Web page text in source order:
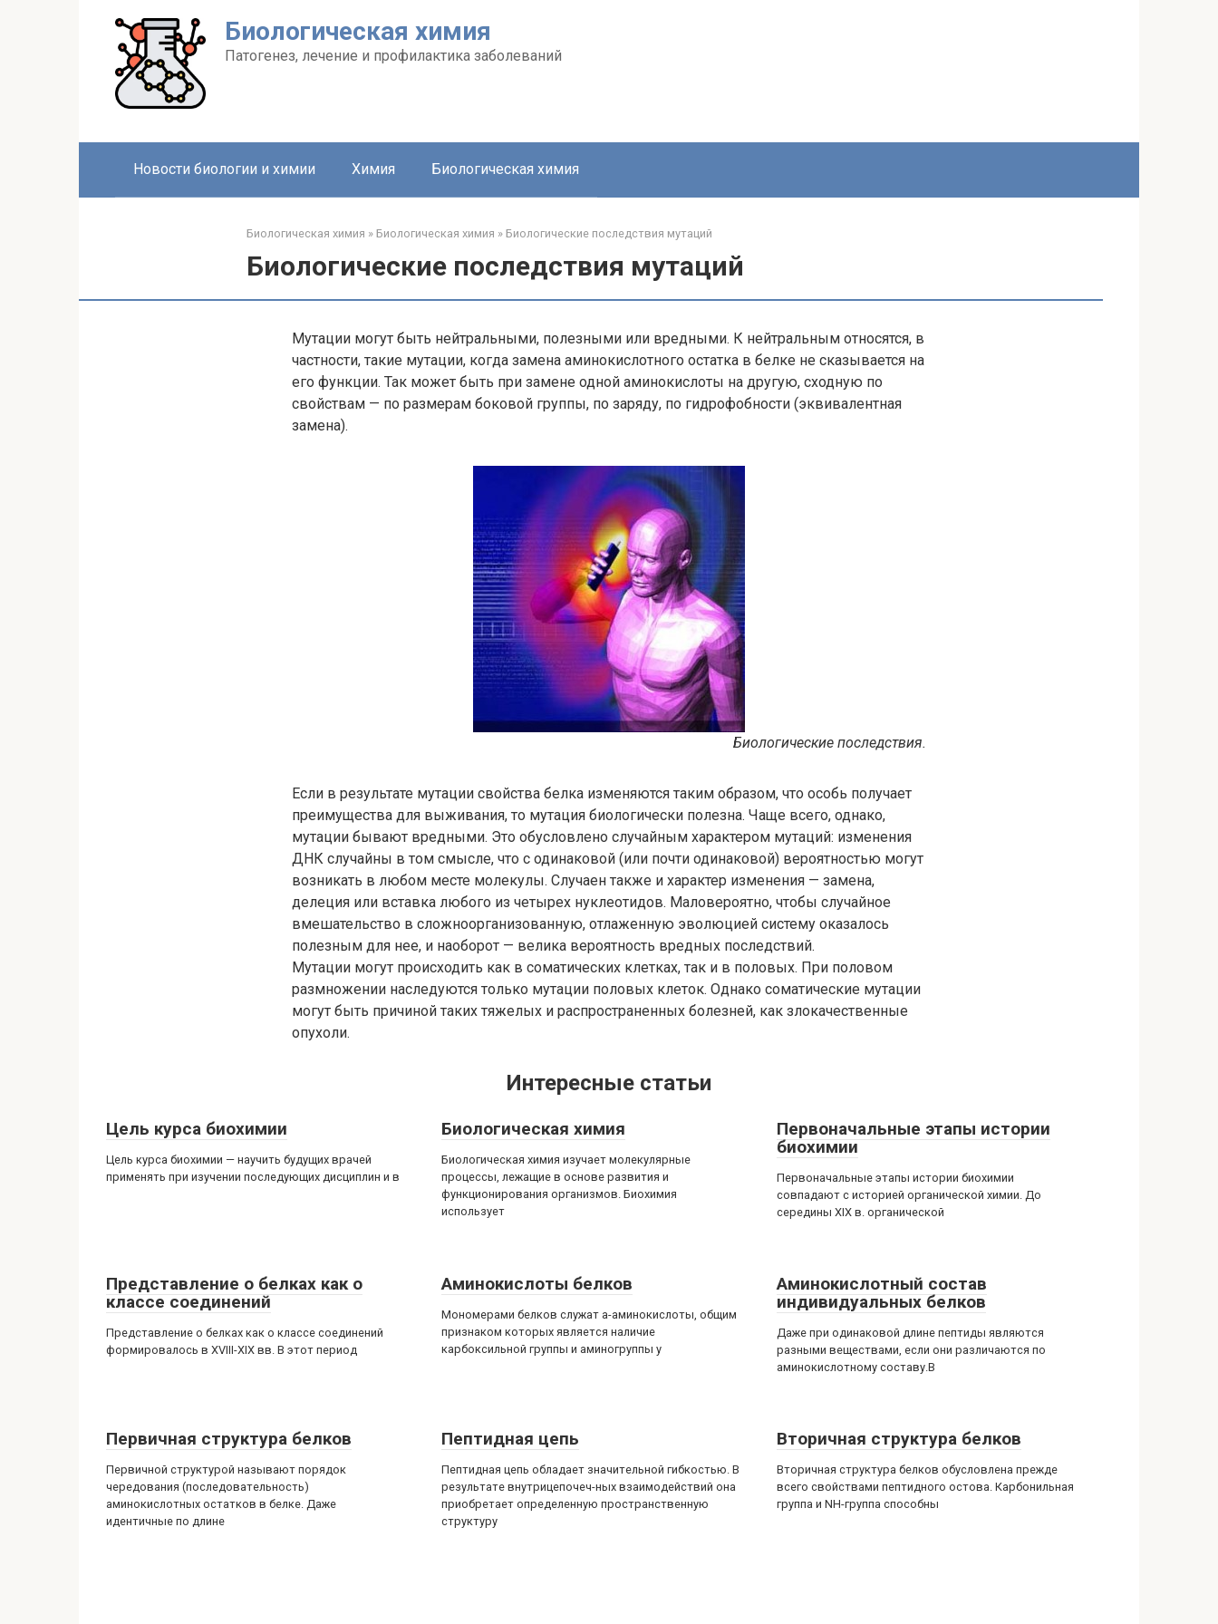
Биологическая химия
Патогенез, лечение и профилактика заболеваний
Новости биологии и химии Химия Биологическая химия
Биологическая химия » Биологическая химия » Биологические последствия мутаций
Биологические последствия мутаций
Мутации могут быть нейтральными, полезными или вредными. К нейтральным относятся, в
частности, такие мутации, когда замена аминокислотного остатка в белке не сказывается на
его функции. Так может быть при замене одной аминокислоты на другую, сходную по
свойствам — по размерам боковой группы, по заряду, по гидрофобности (эквивалентная
замена).
Биологические последствия.
Если в результате мутации свойства белка изменяются таким образом, что особь получает
преимущества для выживания, то мутация биологически полезна. Чаще всего, однако,
мутации бывают вредными. Это обусловлено случайным характером мутаций: изменения
ДНК случайны в том смысле, что с одинаковой (или почти одинаковой) вероятностью могут
возникать в любом месте молекулы. Случаен также и характер изменения — замена,
делеция или вставка любого из четырех нуклеотидов. Маловероятно, чтобы случайное
вмешательство в сложноорганизованную, отлаженную эволюцией систему оказалось
полезным для нее, и наоборот — велика вероятность вредных последствий.
Мутации могут происходить как в соматических клетках, так и в половых. При половом
размножении наследуются только мутации половых клеток. Однако соматические мутации
могут быть причиной таких тяжелых и распространенных болезней, как злокачественные
опухоли.
Интересные статьи
Цель курса биохимии
Цель курса биохимии — научить будущих врачей
применять при изучении последующих дисциплин и в
Биологическая химия
Биологическая химия изучает молекулярные
процессы, лежащие в основе развития и
функционирования организмов. Биохимия
использует
Первоначальные этапы истории
биохимии
Первоначальные этапы истории биохимии
совпадают с историей органической химии. До
середины XIX в. органической
Представление о белках как о
классе соединений
Представление о белках как о классе соединений
формировалось в XVIII-XIX вв. В этот период
Аминокислоты белков
Мономерами белков служат а-аминокислоты, общим
признаком которых является наличие
карбоксильной группы и аминогруппы у
Аминокислотный состав
индивидуальных белков
Даже при одинаковой длине пептиды являются
разными веществами, если они различаются по
аминокислотному составу.В
Первичная структура белков
Первичной структурой называют порядок
чередования (последовательность)
аминокислотных остатков в белке. Даже
идентичные по длине
Пептидная цепь
Пептидная цепь обладает значительной гибкостью. В
результате внутрицепочеч-ных взаимодействий она
приобретает определенную пространственную
структуру
Вторичная структура белков
Вторичная структура белков обусловлена прежде
всего свойствами пептидного остова. Карбонильная
группа и NH-группа способны